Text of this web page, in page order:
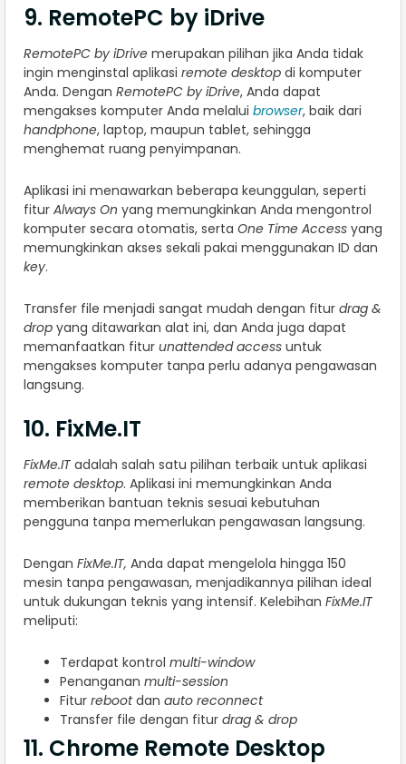
9. RemotePC by iDrive
RemotePC by iDrive merupakan pilihan jika Anda tidak
ingin menginstal aplikasi remote desktop di komputer
Anda. Dengan RemotePC by iDrive, Anda dapat
mengakses komputer Anda melalui browser, baik dari
handphone, laptop, maupun tablet, sehingga
menghemat ruang penyimpanan.
Aplikasi ini menawarkan beberapa keunggulan, seperti
fitur Always On yang memungkinkan Anda mengontrol
komputer secara otomatis, serta One Time Access yang
memungkinkan akses sekali pakai menggunakan ID dan
key.
Transfer file menjadi sangat mudah dengan fitur drag &
drop yang ditawarkan alat ini, dan Anda juga dapat
memanfaatkan fitur unattended access untuk
mengakses komputer tanpa perlu adanya pengawasan
langsung.
10. FixMe.IT
FixMe.IT adalah salah satu pilihan terbaik untuk aplikasi
remote desktop. Aplikasi ini memungkinkan Anda
memberikan bantuan teknis sesuai kebutuhan
pengguna tanpa memerlukan pengawasan langsung.
Dengan FixMe.IT, Anda dapat mengelola hingga 150
mesin tanpa pengawasan, menjadikannya pilihan ideal
untuk dukungan teknis yang intensif. Kelebihan FixMe.IT
meliputi:
Terdapat kontrol multi-window
Penanganan multi-session
Fitur rebootdan auto reconnect
Transfer file dengan fitur drag & drop
11. Chrome Remote Desktop